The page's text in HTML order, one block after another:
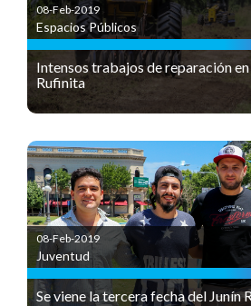
08-Feb-2019
Espacios Públicos
Intensos trabajos de reparación
Rufinita
08-Feb-2019
Juventud
Se viene la tercera fecha del Junín